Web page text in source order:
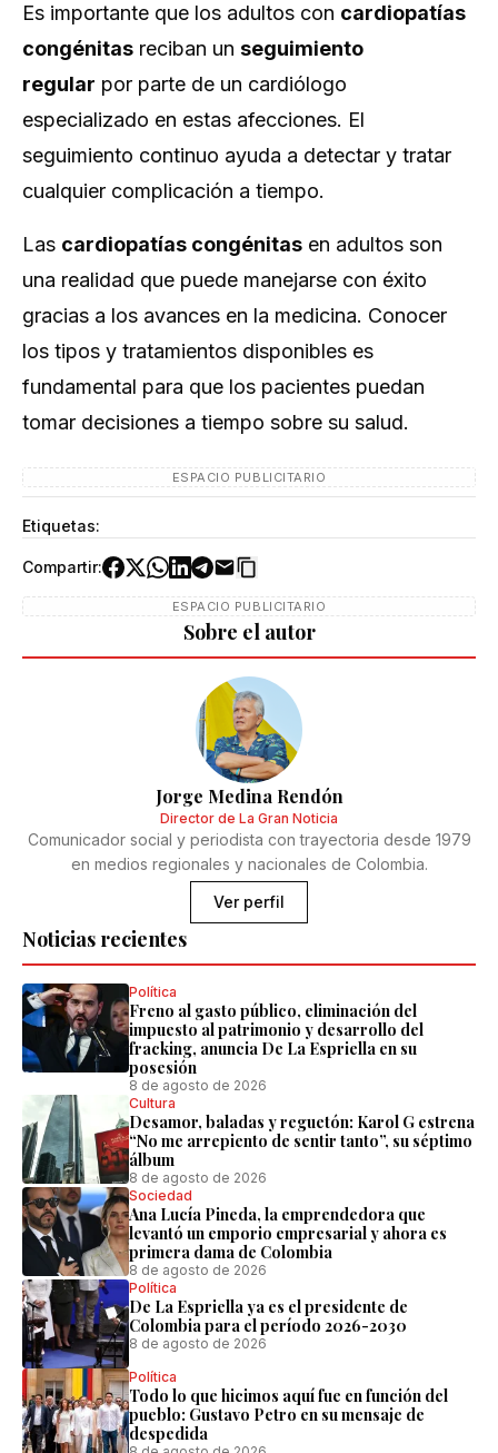
Es importante que los adultos con cardiopatías
congénitas reciban un seguimiento
regular por parte de un cardiólogo
especializado en estas afecciones. El
seguimiento continuo ayuda a detectar y tratar
cualquier complicación a tiempo.
Las cardiopatías congénitas en adultos son
una realidad que puede manejarse con éxito
gracias a los avances en la medicina. Conocer
los tipos y tratamientos disponibles es
fundamental para que los pacientes puedan
tomar decisiones a tiempo sobre su salud.
ESPACIO PUBLICITARIO
Etiquetas:
Compartir:
ESPACIO PUBLICITARIO
Noticias recientes
Política
Freno al gasto público, eliminación del
impuesto al patrimonio y desarrollo del
fracking, anuncia De La Espriella en su
posesión
8 de agosto de 2026
Cultura
Desamor, baladas y reguetón: Karol G estrena
“No me arrepiento de sentir tanto”, su séptimo
álbum
8 de agosto de 2026
Sociedad
Ana Lucía Pineda, la emprendedora que
levantó un emporio empresarial y ahora es
primera dama de Colombia
8 de agosto de 2026
Política
De La Espriella ya es el presidente de
Colombia para el período 2026-2030
8 de agosto de 2026
Política
Todo lo que hicimos aquí fue en función del
pueblo: Gustavo Petro en su mensaje de
despedida
Sobre el autor
Jorge Medina Rendón
Director de La Gran Noticia
Comunicador social y periodista con trayectoria desde 1979
en medios regionales y nacionales de Colombia.
Ver perfil